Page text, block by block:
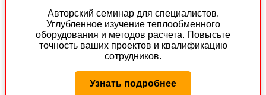
Авторский семинар для специалистов.
Углубленное изучение теплообменного
оборудования и методов расчета. Повысьте
точность ваших проектов и квалификацию
сотрудников.
Узнать подробнее